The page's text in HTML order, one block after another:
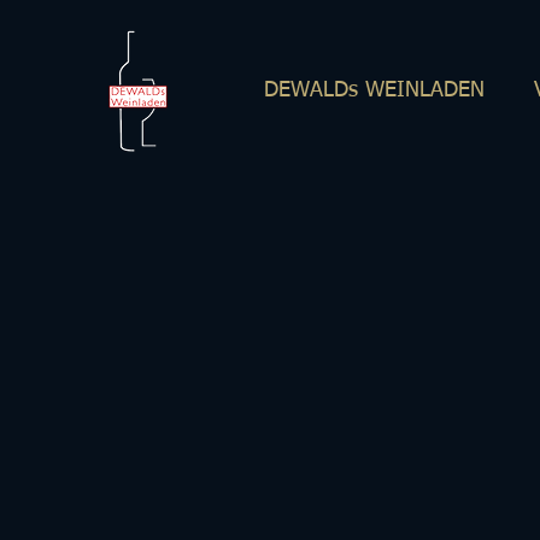
DEWALDs WEINLADEN